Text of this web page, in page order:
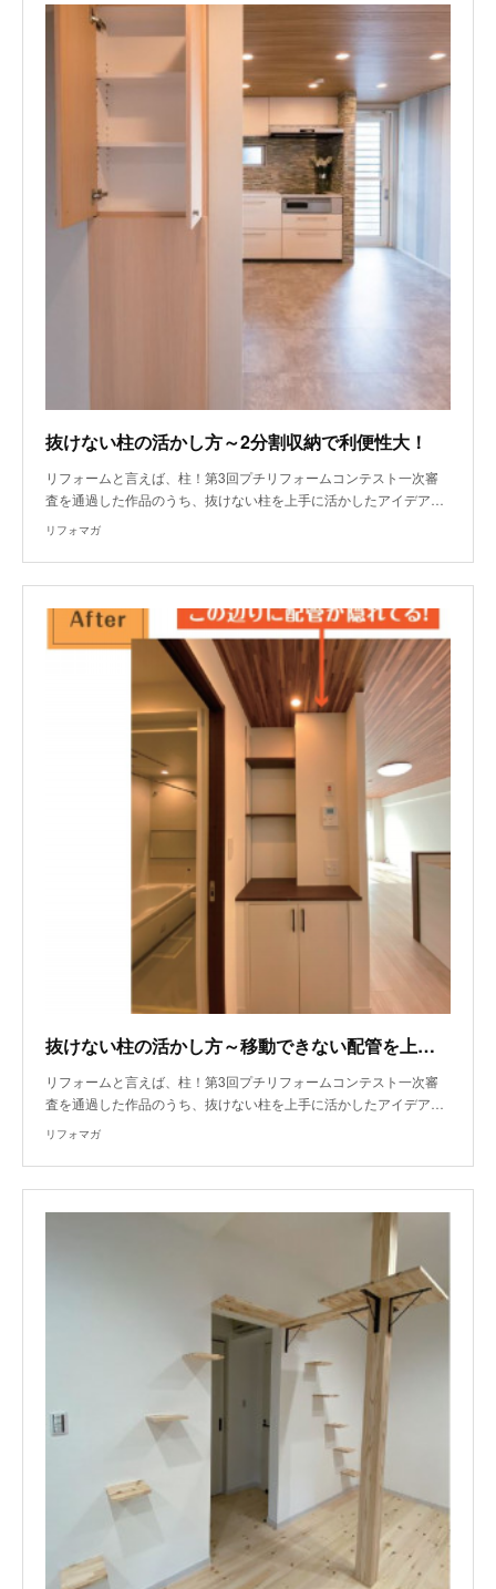
抜けない柱の活かし方～2分割収納で利便性大！
リフォームと言えば、柱！第3回プチリフォームコンテスト一次審
査を通過した作品のうち、抜けない柱を上手に活かしたアイデア…
リフォマガ
抜けない柱の活かし方～移動できない配管を上手に隠す
リフォームと言えば、柱！第3回プチリフォームコンテスト一次審
査を通過した作品のうち、抜けない柱を上手に活かしたアイデア…
リフォマガ